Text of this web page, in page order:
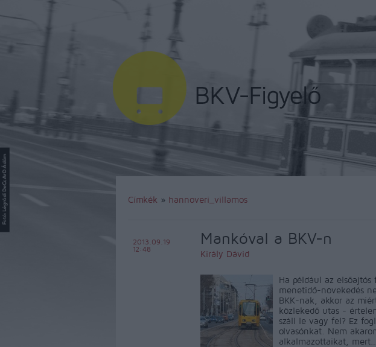
Címkék » hannoveri_villamos
Mankóval a BKV-n
Király Dávid
2013.09.19
12:48
Ha például az elsőajtós
menetidő-növekedés
BKK-nak, akkor az
közlekedő utas -
száll le vagy fel? Ez
olvasónkat. Nem
alkalmazottaikat, mert…